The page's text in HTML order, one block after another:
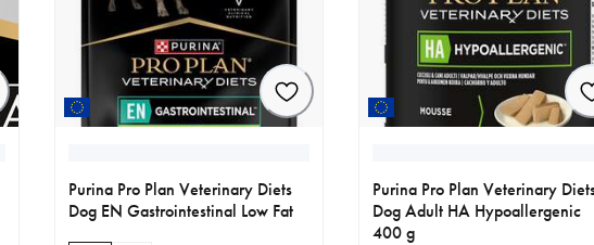
Purina Pro Plan Veterinary Diets
Dog EN Gastrointestinal Low Fat
Purina Pro Plan Veterinary
Dog Adult HA Hypoallergenic
400 g